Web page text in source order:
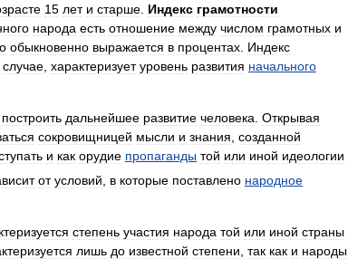
15 лет и старше Индекс грамотности
народа есть отношение между числом грамотных и
обыкновенно выражается в процентах Индекс
случае характеризует уровень развития начального
построить дальнейшее развитие человека Открывая
сокровищницей мысли и знания созданной
и как орудие пропаганды той или иной идеологии
от условий в которые поставлено народное
степень участия народа той или иной страны
лишь до известной степени так как и народы